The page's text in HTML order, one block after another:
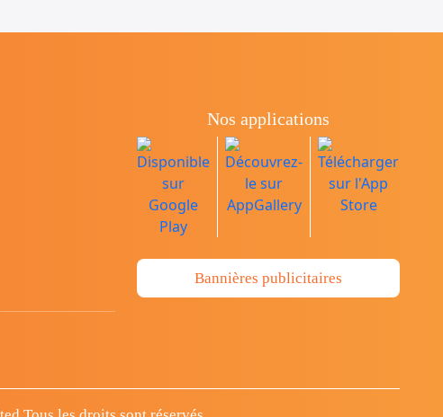
Nos applications
Bannières publicitaires